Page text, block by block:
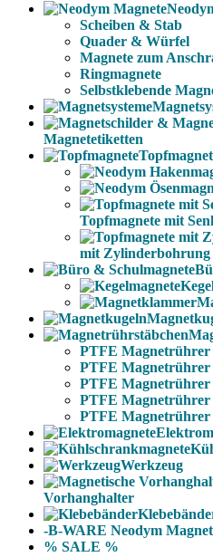
Scheiben & Stab
Quader & Würfel
Magnete zum
Ringmagnete
Selbstklebende
Magnetetiketten
Topfmagnete mit
mit Zylinderbohrung
PTFE
PTFE
PTFE Magnetrührer
PTFE Magnetrührer
PTFE
Werkzeug
Vorhanghalter
-B-WARE Neodym
% SALE %